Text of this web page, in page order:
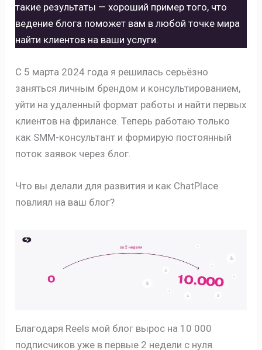
такие результаты — хороший пример того, что
ведение блога поможет вам в любой точке мира
найти клиентов на ваши услуги.
С 5 марта 2024 года я решилась серьёзно
заняться личным брендом и консультированием,
уйти на удаленный формат работы и найти первых
клиентов на фрилансе. Теперь работаю только
как SMM-консультант и формирую постоянный
поток заявок через блог.
Что вы делали для развития и как ChatPlace
повлиял на ваш блог?
Благодаря Reels мой блог вырос на 10 000
подписчиков уже в первые 2 недели с нуля.